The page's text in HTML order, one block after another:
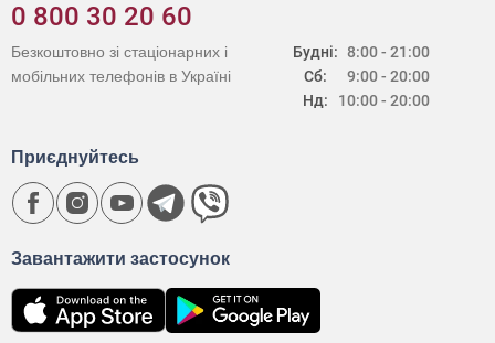
0 800 30 20 60
Будні:
Сб:
Нд:
8:00 - 21:00
9:00 - 20:00
10:00 - 20:00
Безкоштовно зі стаціонарних і
мобільних телефонів в Україні
Завантажити застосунок
Приєднуйтесь